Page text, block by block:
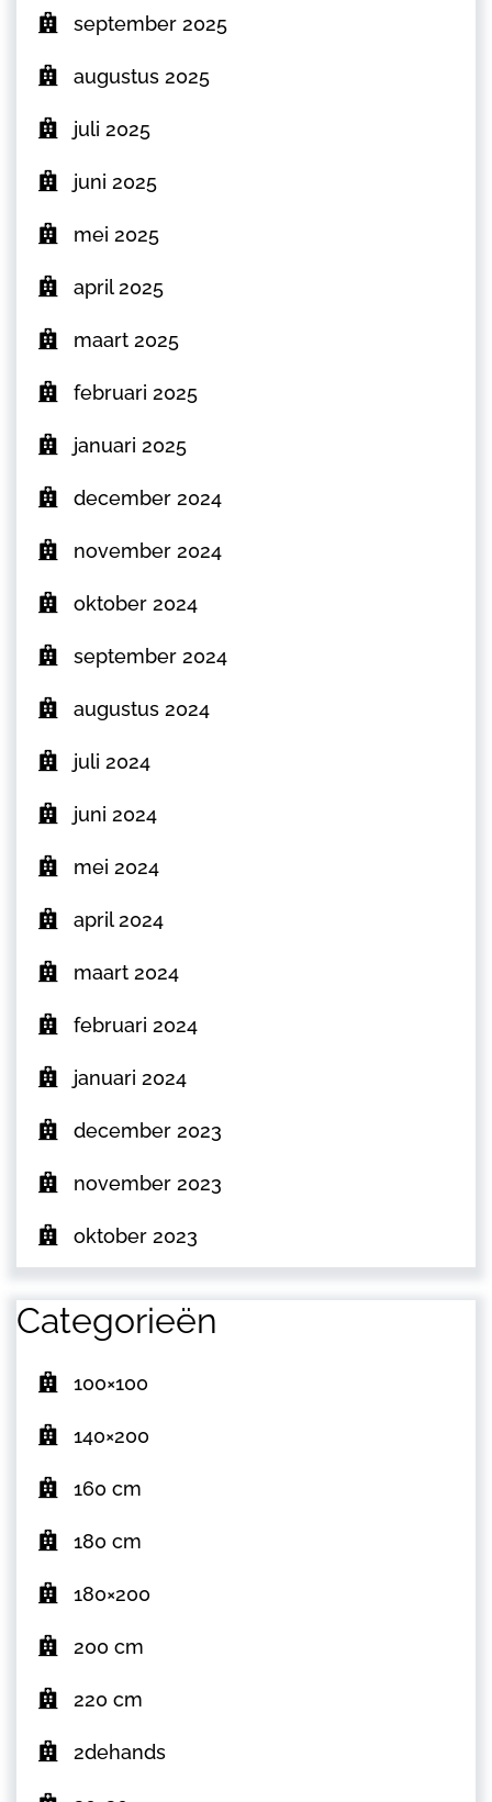
september 2025
augustus 2025
juli 2025
juni 2025
mei 2025
april 2025
maart 2025
februari 2025
januari 2025
december 2024
november 2024
oktober 2024
september 2024
augustus 2024
juli 2024
juni 2024
mei 2024
april 2024
maart 2024
februari 2024
januari 2024
december 2023
november 2023
oktober 2023
Categorieën
100×100
140×200
160 cm
180 cm
180×200
200 cm
220 cm
2dehands